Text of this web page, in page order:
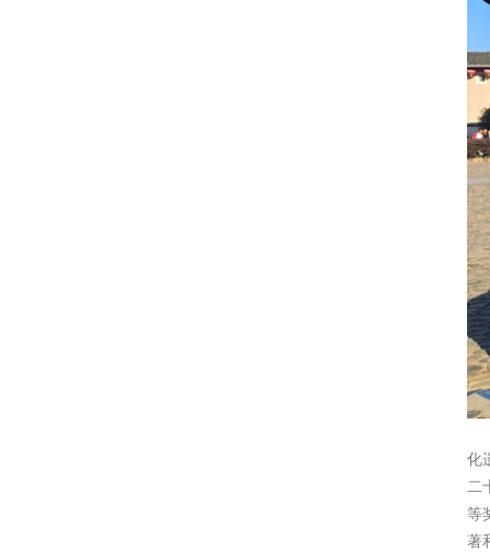
化
二
等
著